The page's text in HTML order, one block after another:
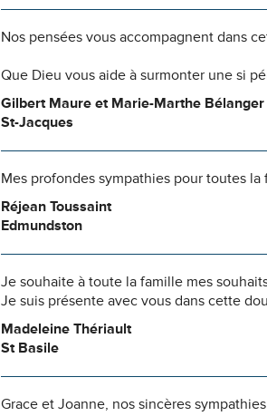
Nos pensées vous accompagnent dans
Que Dieu vous aide à surmonter une si
Gilbert Maure et Marie-Marthe Bélanger
St-Jacques
Mes profondes sympathies pour toutes la
Réjean Toussaint
Edmundston
Je souhaite à toute la famille mes
Je suis présente avec vous dans cette
Madeleine Thériault
St Basile
Grace et Joanne, nos sincères